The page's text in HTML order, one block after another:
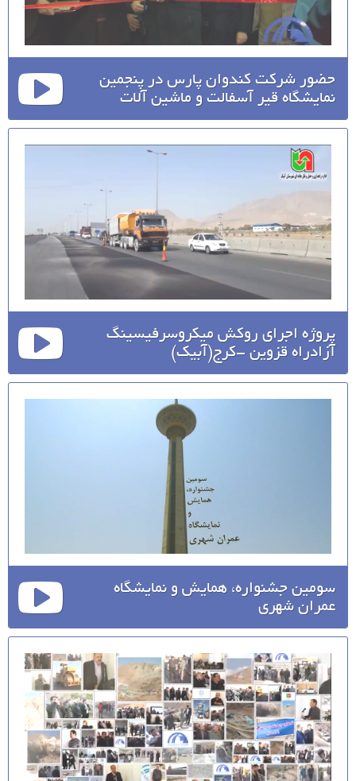
حضور شرکت کندوان پارس در پنجمین
نمایشگاه قیر آسفالت و ماشین آلات
پروژه اجرای روکش میکروسرفیسینگ
آزادراه قزوین -کرج(آبیک)
سومین جشنواره، همایش و نمایشگاه
عمران شهری